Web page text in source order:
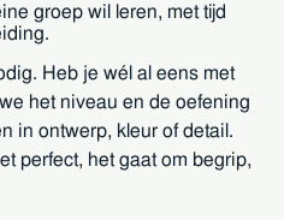
groep wil leren, met tijd
Heb je wél al eens met
het niveau en de oefening
in ontwerp, kleur of detail.
perfect, het gaat om begrip,